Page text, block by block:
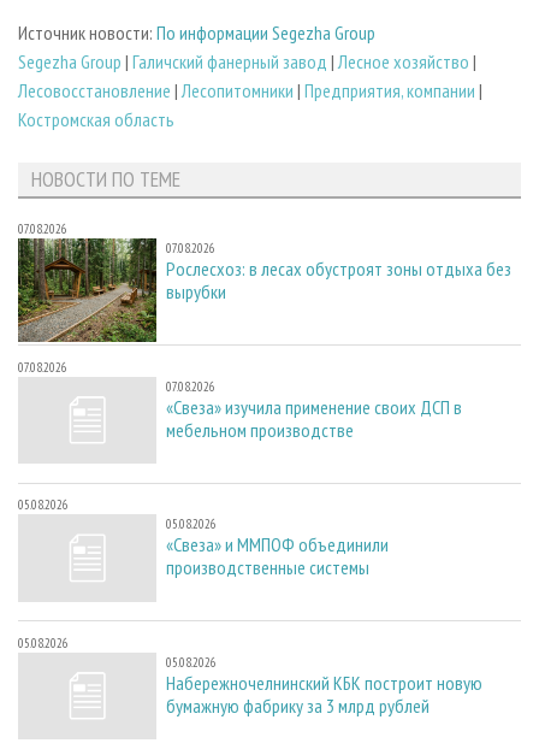
Источник новости: По информации Segezha Group
Segezha Group | Галичский фанерный завод | Лесное хозяйство |
Лесовосстановление | Лесопитомники | Предприятия, компании |
Костромская область
НОВОСТИ ПО ТЕМЕ
07.08.2026
07.08.2026
Рослесхоз: в лесах обустроят зоны отдыха без
вырубки
07.08.2026
07.08.2026
«Свеза» изучила применение своих ДСП в
мебельном производстве
05.08.2026
05.08.2026
«Свеза» и ММПОФ объединили
производственные системы
05.08.2026
05.08.2026
Набережночелнинский КБК построит новую
бумажную фабрику за 3 млрд рублей